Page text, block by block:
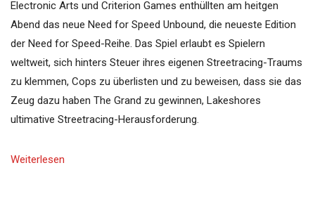
Electronic Arts und Criterion Games enthüllten am heitgen
Abend das neue Need for Speed Unbound, die neueste Edition
der Need for Speed-Reihe. Das Spiel erlaubt es Spielern
weltweit, sich hinters Steuer ihres eigenen Streetracing-Traums
zu klemmen, Cops zu überlisten und zu beweisen, dass sie das
Zeug dazu haben The Grand zu gewinnen, Lakeshores
ultimative Streetracing-Herausforderung.
Weiterlesen